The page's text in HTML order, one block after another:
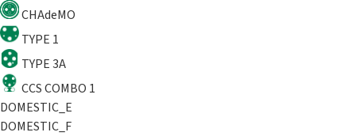
CHAdeMO
TYPE 1
TYPE 3A
CCS COMBO 1
DOMESTIC_E
DOMESTIC_F